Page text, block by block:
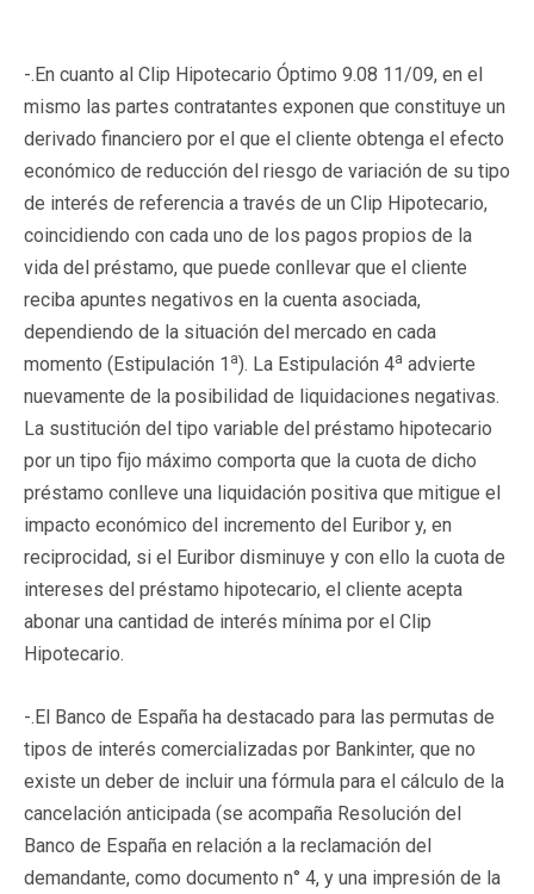
-.En cuanto al Clip Hipotecario Óptimo 9.08 11/09, en el
mismo las partes contratantes exponen que constituye un
derivado financiero por el que el cliente obtenga el efecto
económico de reducción del riesgo de variación de su tipo
de interés de referencia a través de un Clip Hipotecario,
coincidiendo con cada uno de los pagos propios de la
vida del préstamo, que puede conllevar que el cliente
reciba apuntes negativos en la cuenta asociada,
dependiendo de la situación del mercado en cada
momento (Estipulación 1 a). La Estipulación 4a advierte
nuevamente de la posibilidad de liquidaciones negativas.
La sustitución del tipo variable del préstamo hipotecario
por un tipo fijo máximo comporta que la cuota de dicho
préstamo conlleve una liquidación positiva que mitigue el
impacto económico del incremento del Euribor y, en
reciprocidad, si el Euribor disminuye y con ello la cuota de
intereses del préstamo hipotecario, el cliente acepta
abonar una cantidad de interés mínima por el Clip
Hipotecario.
-.El Banco de España ha destacado para las permutas de
tipos de interés comercializadas por Bankinter, que no
existe un deber de incluir una fórmula para el cálculo de la
cancelación anticipada (se acompaña Resolución del
Banco de España en relación a la reclamación del
demandante, como documento n° 4, y una impresión de la